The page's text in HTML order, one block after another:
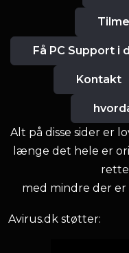
Få PC Support i
Kontakt
Alt på disse sider er
længe det hele er
med mindre der
Avirus.dk støtter: